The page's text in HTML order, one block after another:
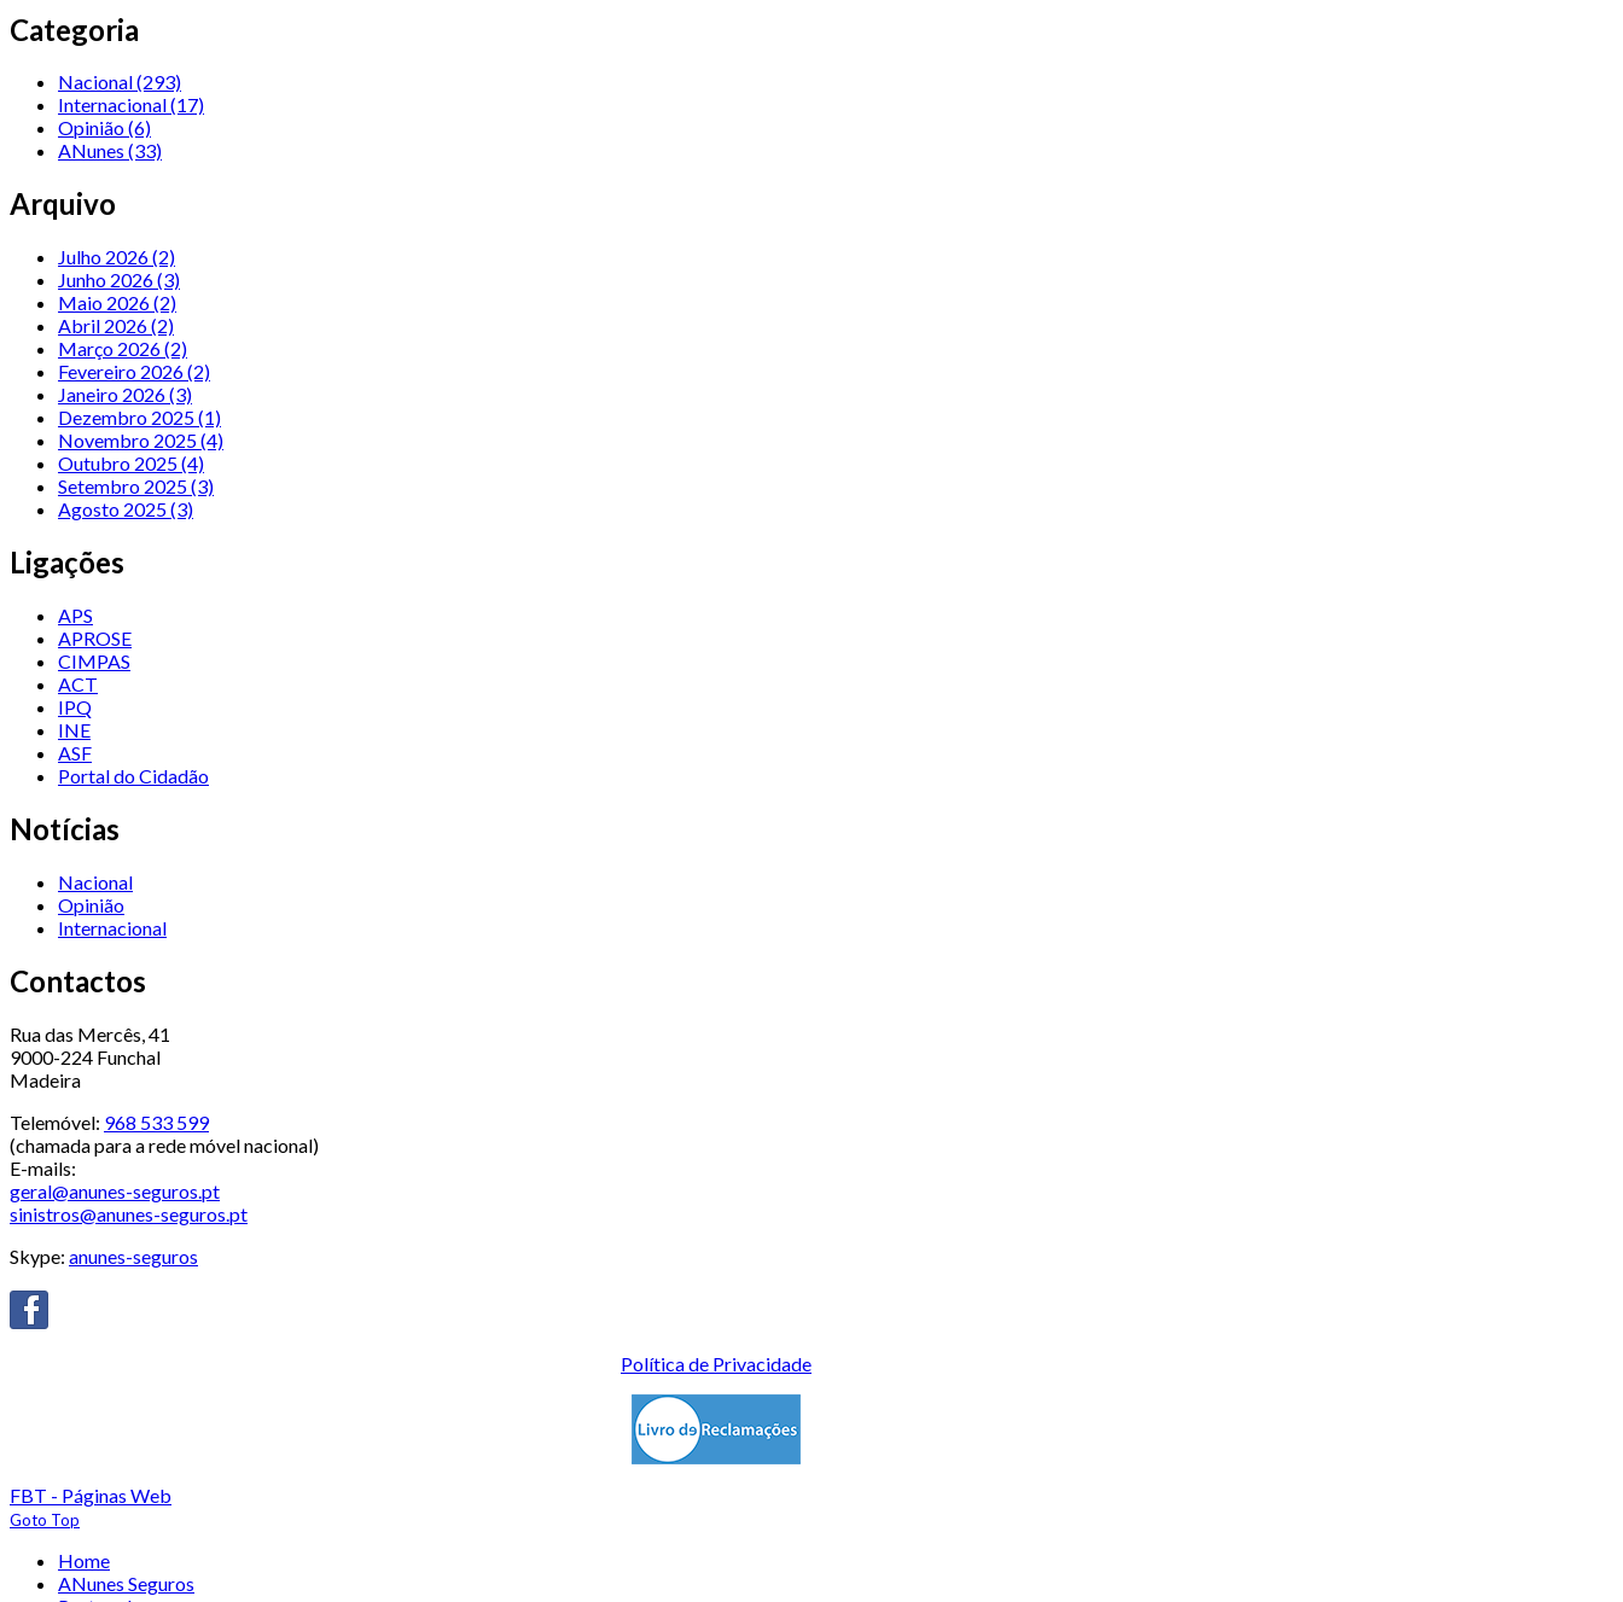
Categoria
Nacional(293)
Internacional(17)
Opinião(6)
ANunes (33)
Arquivo
Julho 2026 (2)
Junho 2026 (3)
Maio 2026 (2)
Abril 2026 (2)
Março 2026 (2)
Fevereiro 2026 (2)
Janeiro 2026 (3)
Dezembro 2025 (1)
Novembro 2025 (4)
Outubro 2025 (4)
Setembro 2025 (3)
Agosto 2025 (3)
Ligações
APS
APROSE
CIMPAS
ACT
IPQ
INE
ASF
Portal do Cidadão
Notícias
Nacional
Opinião
Internacional
Contactos
Rua das Mercês, 41
9000-224 Funchal
Madeira
Telemóvel: 968 533 599
(chamada para a rede móvel nacional)
E-mails:
geral@anunes-seguros.pt
sinistros@anunes-seguros.pt
Skype: anunes-seguros
Política de Privacidade
FBT - Páginas Web
Goto Top
Home
ANunes Seguros